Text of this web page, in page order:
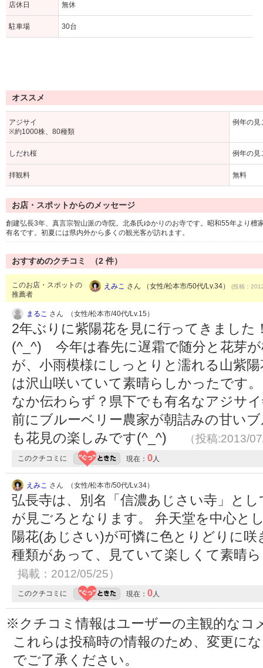
店休日 無休
駐車場 30台
オススメ
アジサイ
※約1000株、80種類
例年の見
しだれ桜 例年の見
拝観料 無料
お店・スポットからのメッセージ
創建弘長3年、真言宗智山派の寺院。北条氏ゆかりのお寺です。昭和55年より
有名です。初夏には県内外から多くの観光客が訪れます。
おすすめのクチコミ （2 件）
このお店・スポットの
推薦者
えみこ さん （女性/松本市/50代/Lv.34） (投稿：
まるこ さん （女性/松本市/40代/Lv.15）
2年ぶりに紫陽花を見に行ってきました
(^_^)ゞ今年は春先に遅霜で随分と花芽
が、小雨模様にしっとりと濡れる山紫
は沢山咲いていて素晴らしかったです
なか伝わらず？県下でも有名なアジサ
前にブルーベリー農家が朝詰みの甘い
も花見の楽しみです(^_^)ゞ
（投稿:2013/
このクチコミに 現在： 0人
えみこ さん （女性/松本市/50代/Lv.34）
弘長寺は、別名「信濃あじさい寺」と
が見ごろとなります。 弁天堂を中心と
陽花(あじさい)が可憐に色とりどりに
種類があって、見ていて楽しくて素晴
掲載：2012/05/25）
このクチコミに 現在： 0人
※クチコミ情報はユーザーの主観的なコ
これらは投稿時の情報のため、変更に
でご了承ください。